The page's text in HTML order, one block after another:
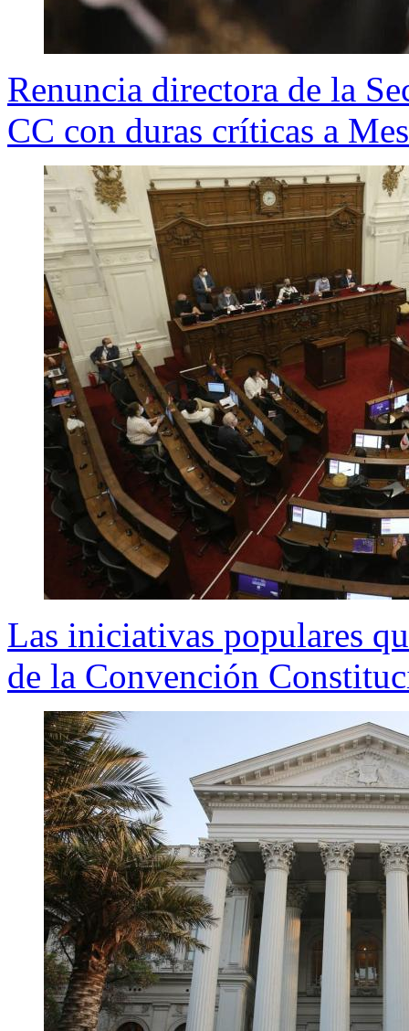
Renuncia directora de la
CC con duras críticas a
Las iniciativas populares
de la Convención